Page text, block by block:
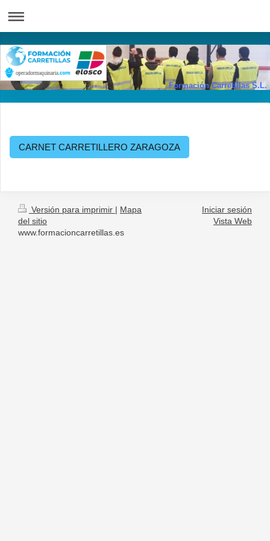
Formación Carretillas S.L.
CARNET CARRETILLERO ZARAGOZA
Versión para imprimir | Mapa
del sitio
www.formacioncarretillas.es
Iniciar sesión
Vista Web